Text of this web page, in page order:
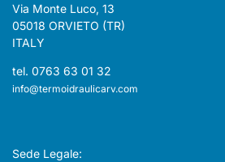
Via Monte Luco, 13
05018 ORVIETO (TR)
ITALY
tel. 0763 63 01 32
info@termoidraulicarv.com
Sede Legale: